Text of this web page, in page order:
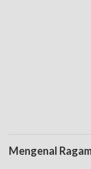
Mengenal